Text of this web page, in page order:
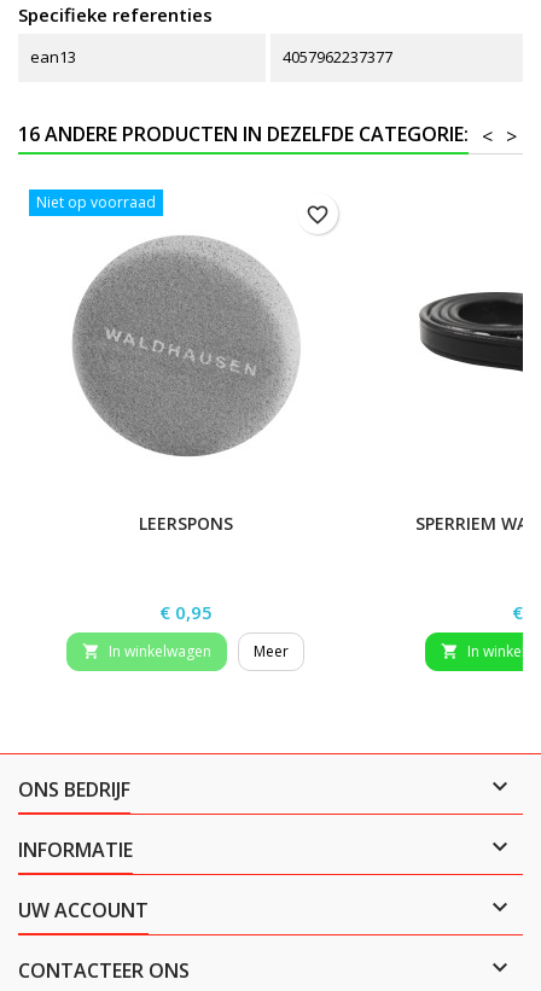
Specifieke referenties
ean13 4057962237377
16 ANDERE PRODUCTEN IN DEZELFDE CATEGORIE: >
<
Niet op voorraad
LEERSPONS
Prijs
€ 0,95
 In winkelwagen Meer
favorite_border
SPERRIEM
€
 In
ONS BEDRIJF 
INFORMATIE 
UW ACCOUNT 
CONTACTEER ONS 